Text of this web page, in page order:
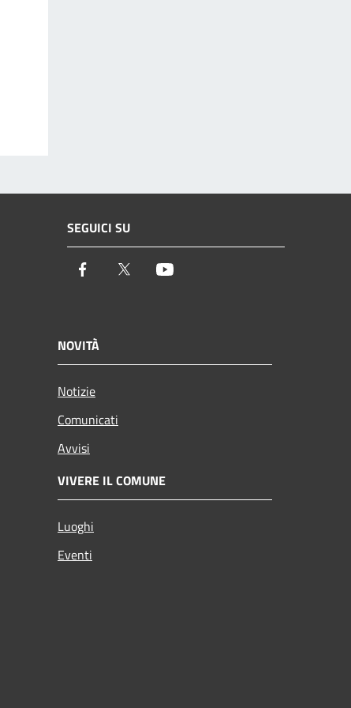
SEGUICI SU
Facebook Twitter
NOVITÀ
Notizie
Comunicati
Avvisi
VIVERE IL COMUNE
Luoghi
Eventi